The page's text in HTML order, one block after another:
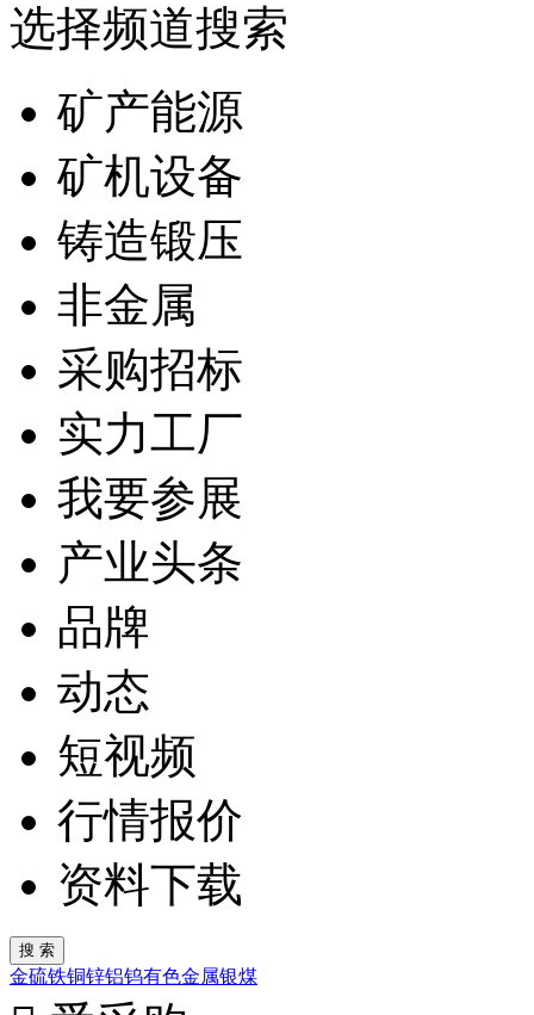
选择频道搜索
矿产能源
矿机设备
铸造锻压
非金属
采购招标
实力工厂
我要参展
产业头条
品牌
动态
短视频
行情报价
资料下载
金硫铁铜锌铝钨有色金属银煤